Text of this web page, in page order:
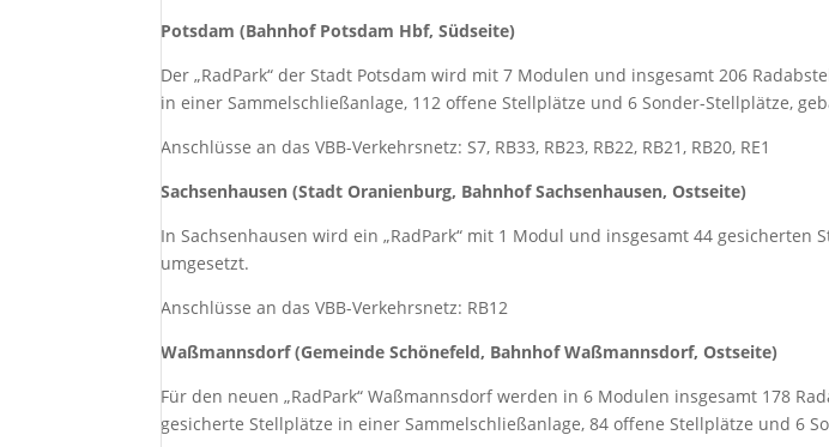
Potsdam (Bahnhof Potsdam Hbf, Südseite)
Der „RadPark“ der Stadt Potsdam wird mit 7 Modulen und insgesamt 206
in einer Sammelschließanlage, 112 offene Stellplätze und 6 Sonder-Stellplätze,
Anschlüsse an das VBB-Verkehrsnetz: S7, RB33, RB23, RB22, RB21, RB20, RE1
Sachsenhausen (Stadt Oranienburg, Bahnhof Sachsenhausen, Ostseite)
In Sachsenhausen wird ein „RadPark“ mit 1 Modul und insgesamt 44 gesicherten
umgesetzt.
Anschlüsse an das VBB-Verkehrsnetz: RB12
Waßmannsdorf (Gemeinde Schönefeld, Bahnhof Waßmannsdorf, Ostseite)
Für den neuen „RadPark“ Waßmannsdorf werden in 6 Modulen insgesamt 178
gesicherte Stellplätze in einer Sammelschließanlage, 84 offene Stellplätze und 6